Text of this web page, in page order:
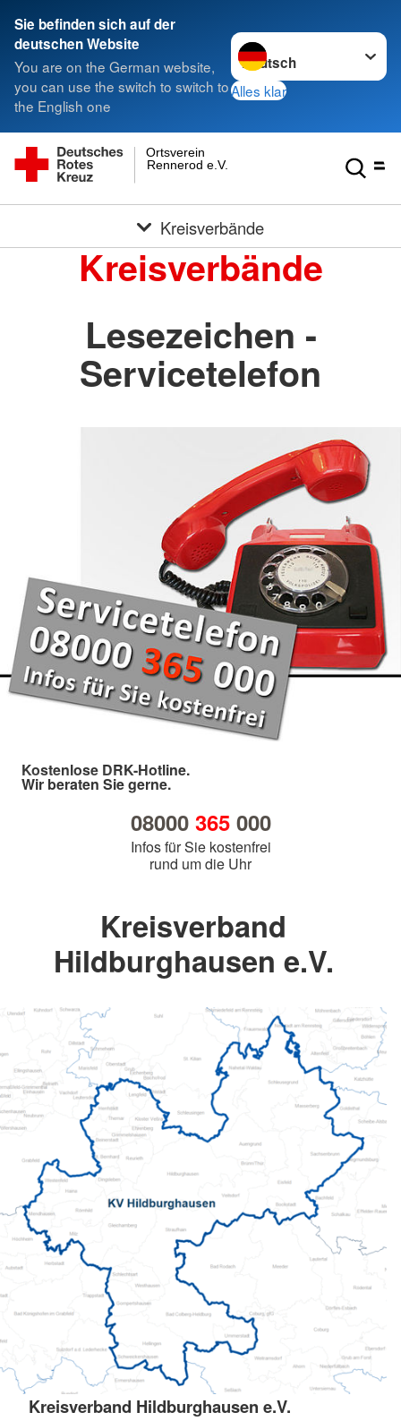
Sie befinden sich auf der
deutschen Website
You are on the German website,
you can use the switch to switch to
the English one
Sprache wechseln zu
Alles klar
Rennerod e.V.
Ortsverein
Kreisverbände
Kreisverbände
Lesezeichen -
Servicetelefon
Kostenlose DRK-Hotline.
Wir beraten Sie gerne.
08000 365000
Infos für Sie kostenfrei
rund um die Uhr
Kreisverband
Hildburghausen e.V.
Kreisverband Hildburghausen e.V.